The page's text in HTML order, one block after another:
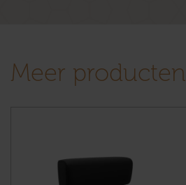
Meer producten